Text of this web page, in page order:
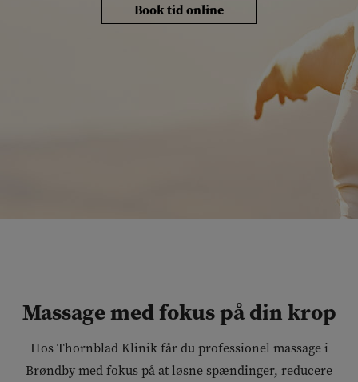
Book tid online
Massage med fokus på din krop
Hos Thornblad Klinik får du professionel massage i
Brøndby med fokus på at løsne spændinger, reducere